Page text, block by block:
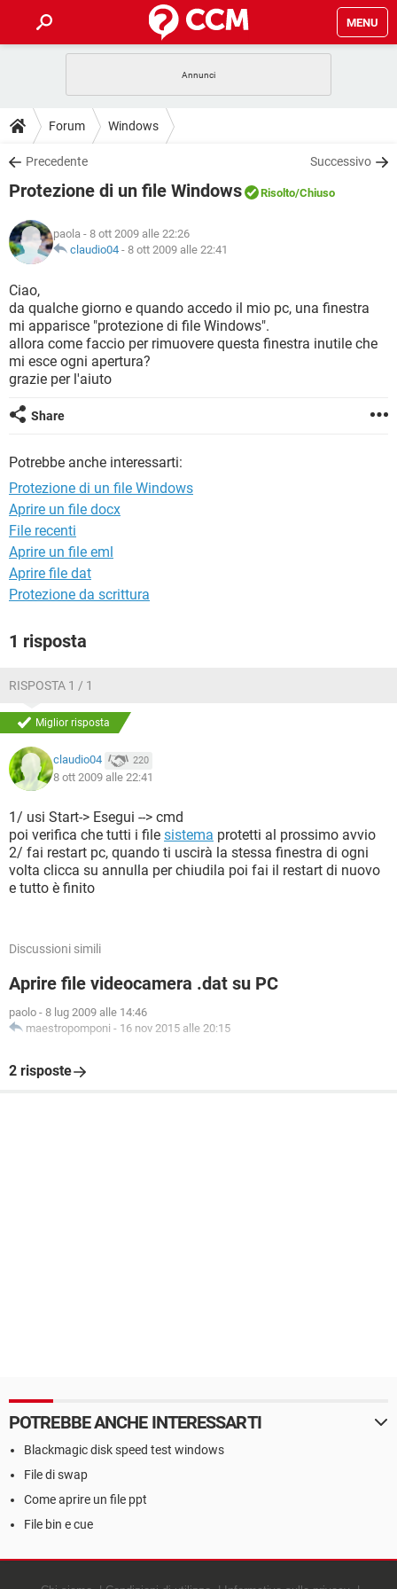
MENU
INTRATTENIMENTO
iOS
INSTAGRAM WHATSAPP
TIKTOK
HARDWARE
GUIDE
COVID-19
INSTAGRAM
TIKTOK
HARDWARE
DOWNLOAD
COVID-19 GAMING
INTRATTENIMENTO
iOS WINDOWS 10
INSTAGRAM
TIKTOK FACEBOOK
HARDWARE
COVID-19
INTRATTENIMENTO
iOS
INSTAGRAM WHATSAPP
TIKTOK
HARDWARE
GLOSSARIO
COVID-19
INTRATTENIMENTO ANDROID
iOS WINDOWS 10
INSTAGRAM
TIKTOK
Forum Windows
Precedente Successivo
Protezione di un file Windows Risolto/Chiuso
paola - 8 ott 2009 alle 22:26
claudio04 - 8 ott 2009 alle 22:41
Ciao,
da qualche giorno e quando accedo il mio pc, una finestra
mi apparisce "protezione di file Windows".
allora come faccio per rimuovere questa finestra inutile che
mi esce ogni apertura?
grazie per l'aiuto
Share
Potrebbe anche interessarti:
Protezione di un file Windows
Aprire un file docx
File recenti
Aprire un file eml
Aprire file dat
Protezione da scrittura
1 risposta
RISPOSTA 1 / 1
Miglior risposta
claudio04 220
8 ott 2009 alle 22:41
1/ usi Start-> Esegui --> cmd
poi verifica che tutti i file sistema protetti al prossimo avvio
2/ fai restart pc, quando ti uscirà la stessa finestra di ogni
volta clicca su annulla per chiudila poi fai il restart di nuovo
e tutto è finito
Discussioni simili
Aprire file videocamera .dat su PC
paolo - 8 lug 2009 alle 14:46
maestropomponi - 16 nov 2015 alle 20:15
2 risposte
POTREBBE ANCHE INTERESSARTI
Blackmagic disk speed test windows
File di swap
Come aprire un file ppt
File bin e cue